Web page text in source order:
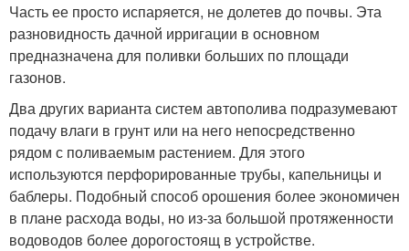
Часть ее просто испаряется, не долетев до почвы. Эта
разновидность дачной ирригации в основном
предназначена для поливки больших по площади
газонов.
Два других варианта систем автополива подразумевают
подачу влаги в грунт или на него непосредственно
рядом с поливаемым растением. Для этого
используются перфорированные трубы, капельницы и
баблеры. Подобный способ орошения более экономичен
в плане расхода воды, но из-за большой протяженности
водоводов более дорогостоящ в устройстве.